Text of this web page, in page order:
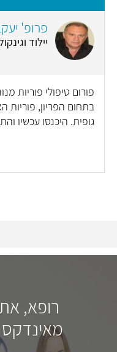
פרופ'
יילוד
פורום טיפולי פוריות
בתחום הפריון, פוריות
גופית. היכנסו עכשיו
רופא,